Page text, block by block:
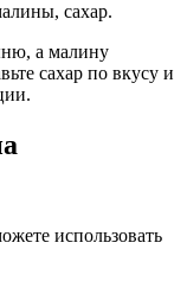
сахар.
а малину
сахар по вкусу и
использовать